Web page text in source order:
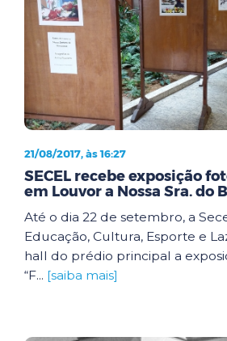
21/08/2017, às 16:27
SECEL recebe exposição
em Louvor a Nossa Sra. do
Até o dia 22 de setembro, a
Educação, Cultura, Esporte e
hall do prédio principal a
“F... [saiba mais]